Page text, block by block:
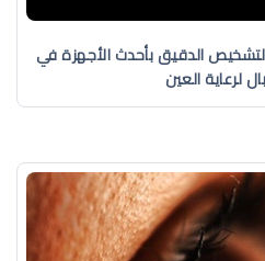
الدقيق بأحدث الأجهزة في
لرعاية العين